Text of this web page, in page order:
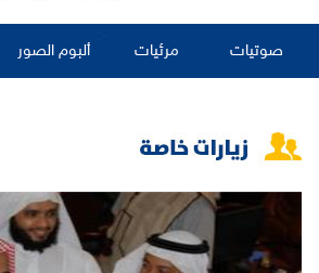
ألبوم الصور مرئيات صوتيات